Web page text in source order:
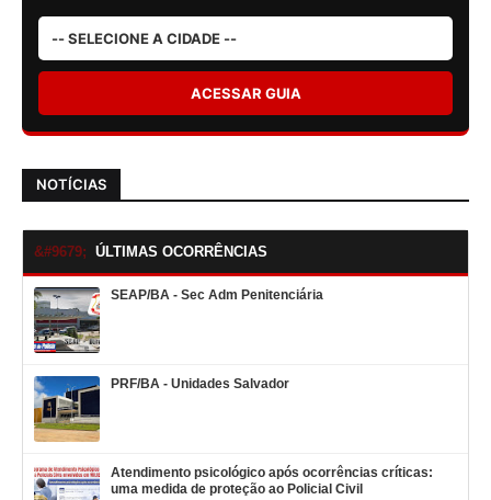
ACESSAR GUIA
NOTÍCIAS
ÚLTIMAS OCORRÊNCIAS
SEAP/BA - Sec Adm Penitenciária
PRF/BA - Unidades Salvador
Atendimento psicológico após ocorrências críticas:
uma medida de proteção ao Policial Civil